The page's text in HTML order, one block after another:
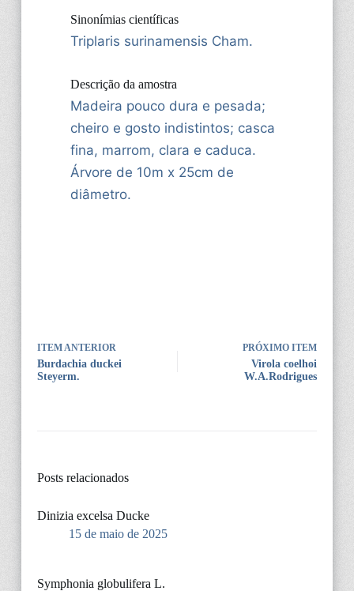
Sinonímias científicas
Triplaris surinamensis Cham.
Descrição da amostra
Madeira pouco dura e pesada;
cheiro e gosto indistintos; casca
fina, marrom, clara e caduca.
Árvore de 10m x 25cm de
diâmetro.
ITEM ANTERIOR
Burdachia duckei
Steyerm.
PRÓXIMO ITEM
Virola coelhoi
W.A.Rodrigues
Posts relacionados
Dinizia excelsa Ducke
15 de maio de 2025
Symphonia globulifera L.